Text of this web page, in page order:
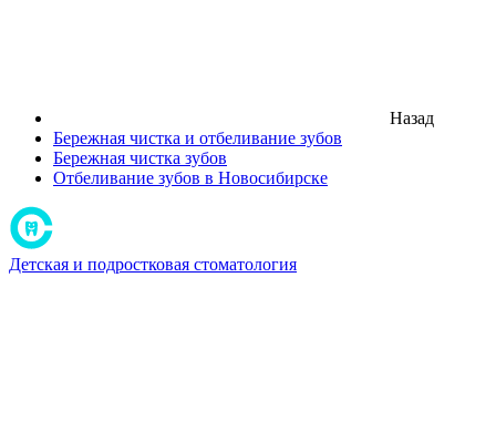
Назад
Бережная чистка и отбеливание зубов
Бережная чистка зубов
Отбеливание зубов в Новосибирске
Детская и подростковая стоматология